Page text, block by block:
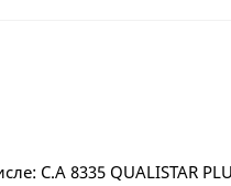
8335 QUALISTAR